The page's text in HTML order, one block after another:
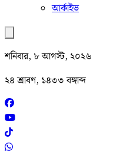
আর্কাইভ
শনিবার, ৮ আগস্ট, ২০২৬
২৪ শ্রাবণ, ১৪৩৩ বঙ্গাব্দ